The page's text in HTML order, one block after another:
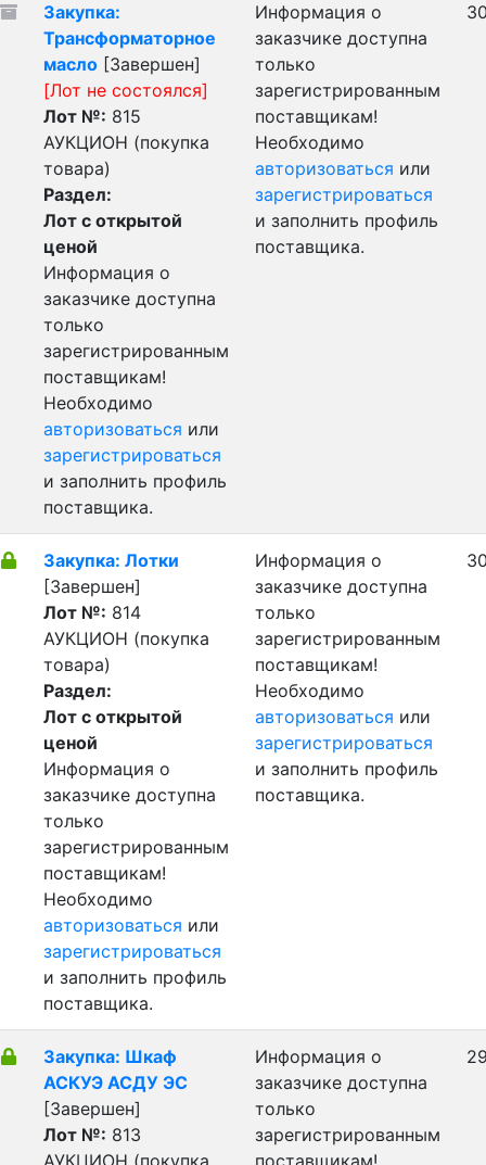
Закупка:
Трансформаторное
масло [Завершен]
[Лот не состоялся]
Лот №: 815
АУКЦИОН (покупка
товара)
Раздел:
Лот с открытой
ценой
Информация о
заказчике доступна
только
зарегистрированным
поставщикам!
Необходимо
авторизоваться или
зарегистрироваться
и заполнить профиль
поставщика.
Информация о
заказчике доступна
только
зарегистрированным
поставщикам!
Необходимо
авторизоваться или
зарегистрироваться
и заполнить профиль
поставщика.
Закупка: Лотки
[Завершен]
Лот №: 814
АУКЦИОН (покупка
товара)
Раздел:
Лот с открытой
ценой
Информация о
заказчике доступна
только
зарегистрированным
поставщикам!
Необходимо
авторизоваться или
зарегистрироваться
и заполнить профиль
поставщика.
Информация о
заказчике доступна
только
зарегистрированным
поставщикам!
Необходимо
авторизоваться или
зарегистрироваться
и заполнить профиль
поставщика.
Закупка: Шкаф
АСКУЭ АСДУ ЭС
[Завершен]
Лот №: 813
АУКЦИОН (покупка
Информация о
заказчике доступна
только
зарегистрированным
поставщикам!